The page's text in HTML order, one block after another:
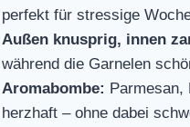
perfekt für stressige
Außen knusprig, innen
während die Garnelen
Aromabombe: Parmesan,
herzhaft – ohne dabei